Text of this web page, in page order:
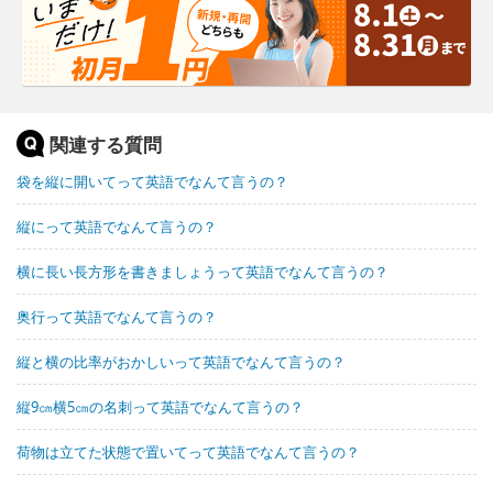
関連する質問
袋を縦に開いてって英語でなんて言うの？
縦にって英語でなんて言うの？
横に長い長方形を書きましょうって英語でなんて言うの？
奥行って英語でなんて言うの？
縦と横の比率がおかしいって英語でなんて言うの？
縦9㎝横5㎝の名刺って英語でなんて言うの？
荷物は立てた状態で置いてって英語でなんて言うの？